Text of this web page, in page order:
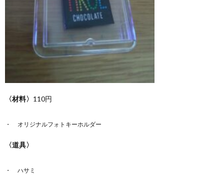
〈材料〉 110円
オリジナルフォトキーホルダー
〈道具〉
ハサミ